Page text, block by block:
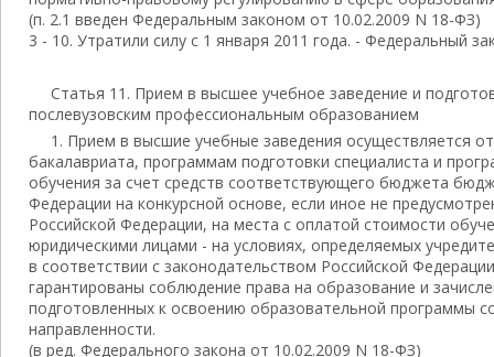
(п. 2.1 введен Федеральным законом от 10.02.2009 N 18-ФЗ)
3 - 10. Утратили силу с 1 января 2011 года. - Федеральный
Статья 11. Прием в высшее учебное заведение и
послевузовским профессиональным образованием
1. Прием в высшие учебные заведения осуществляется
бакалавриата, программам подготовки специалиста и
обучения за счет средств соответствующего бюджета
Федерации на конкурсной основе, если иное не
Российской Федерации, на места с оплатой стоимости
юридическими лицами - на условиях, определяемых
в соответствии с законодательством Российской
гарантированы соблюдение права на образование и
подготовленных к освоению образовательной программы
направленности.
(в ред. Федерального закона от 10.02.2009 N 18-ФЗ)